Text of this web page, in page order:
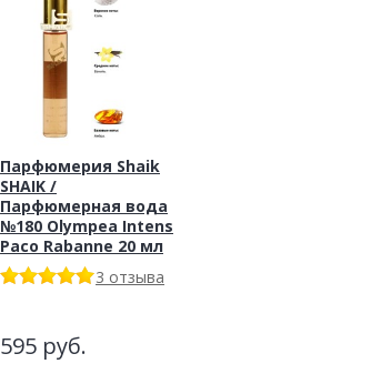
Парфюмерия Shaik
SHAIK /
Парфюмерная вода
№180 Olympea Intens
Paco Rabanne 20 мл
3 отзыва
595 руб.